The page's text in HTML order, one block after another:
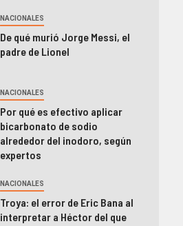
NACIONALES
De qué murió Jorge Messi, el
padre de Lionel
NACIONALES
Por qué es efectivo aplicar
bicarbonato de sodio
alrededor del inodoro, según
expertos
NACIONALES
Troya: el error de Eric Bana al
interpretar a Héctor del que